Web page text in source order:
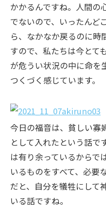
かかるんですね。人間の
でないので、いったんど
ら、なかなか戻るのに時
すので、私たちは今とて
が危うい状況の中に命を
つくづく感じています。
今日の福音は、貧しい寡
として入れたという話で
は有り余っているからで
いるものをすべて、必要
だと、自分を犠牲にして
いる話ですね。